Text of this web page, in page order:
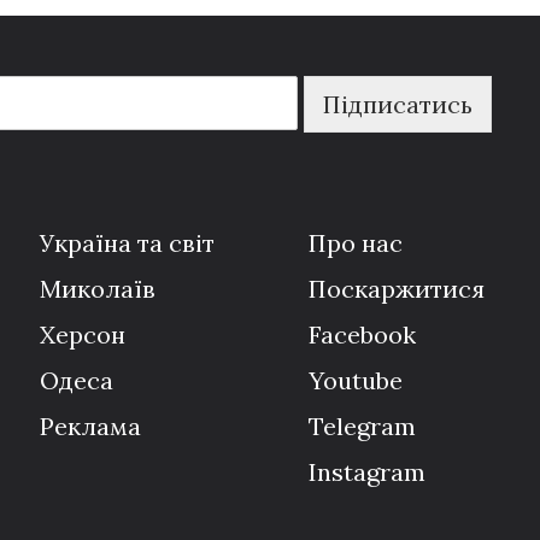
Підписатись
Україна та світ
Миколаїв
Херсон
Одеса
Реклама
Про нас
Поскаржитися
Facebook
Youtube
Telegram
Instagram